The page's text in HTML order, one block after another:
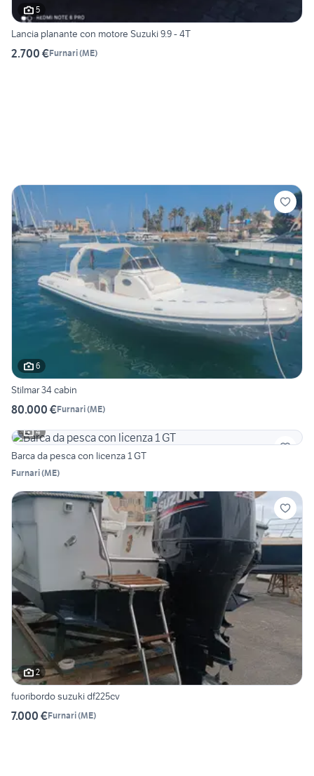
5
Lancia planante con motore Suzuki 9.9 - 4T
2.700 €Furnari(ME)
6
Stilmar 34 cabin
80.000 €Furnari(ME)
4
Barca da pesca con licenza 1 GT
Furnari(ME)
2
fuoribordo suzuki df225cv
7.000 €Furnari(ME)